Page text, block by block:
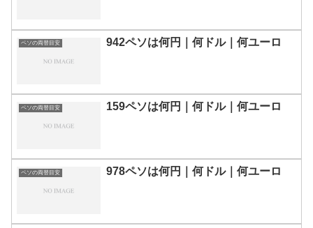
ペソの両替目安 942ペソは何円｜何ドル｜何ユーロ
ペソの両替目安 159ペソは何円｜何ドル｜何ユーロ
ペソの両替目安 978ペソは何円｜何ドル｜何ユーロ